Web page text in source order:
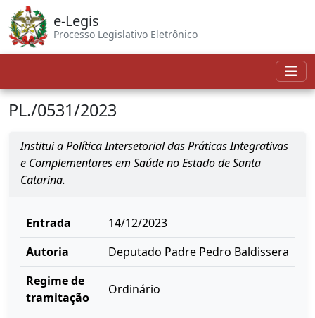
e-Legis
Processo Legislativo Eletrônico
PL./0531/2023
Institui a Política Intersetorial das Práticas Integrativas
e Complementares em Saúde no Estado de Santa
Catarina.
Entrada
14/12/2023
Autoria
Deputado Padre Pedro Baldissera
Regime de
tramitação
Ordinário